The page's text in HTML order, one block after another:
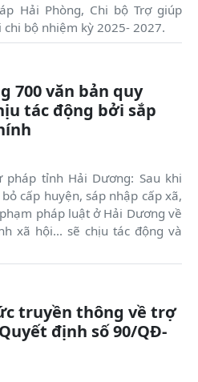
Hải Phòng, Chi bộ Trợ giúp
bộ nhiệm kỳ 2025- 2027.
700 văn bản quy
tác động bởi sắp
pháp tỉnh Hải Dương: Sau khi
cấp huyện, sáp nhập cấp xã,
pháp luật ở Hải Dương về
xã hội... sẽ chịu tác động và
truyền thông về trợ
định số 90/QĐ-